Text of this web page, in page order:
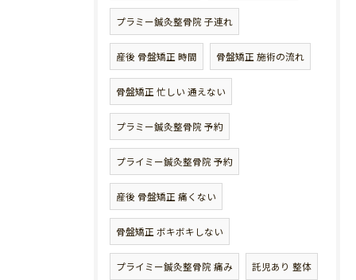
プラミー鍼灸整骨院 子連れ
産後 骨盤矯正 時間 骨盤矯正 施術の流れ
骨盤矯正 忙しい 通えない
プラミー鍼灸整骨院 予約
プライミー鍼灸整骨院 予約
産後 骨盤矯正 痛くない
骨盤矯正 ボキボキしない
プライミー鍼灸整骨院 痛み 託児あり 整体